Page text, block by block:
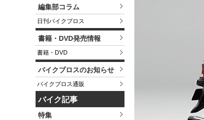
編集部コラム
日刊バイクブロス
書籍・DVD発売情報
書籍・DVD
バイクブロスのお知らせ
バイクブロス通販
バイク記事
特集